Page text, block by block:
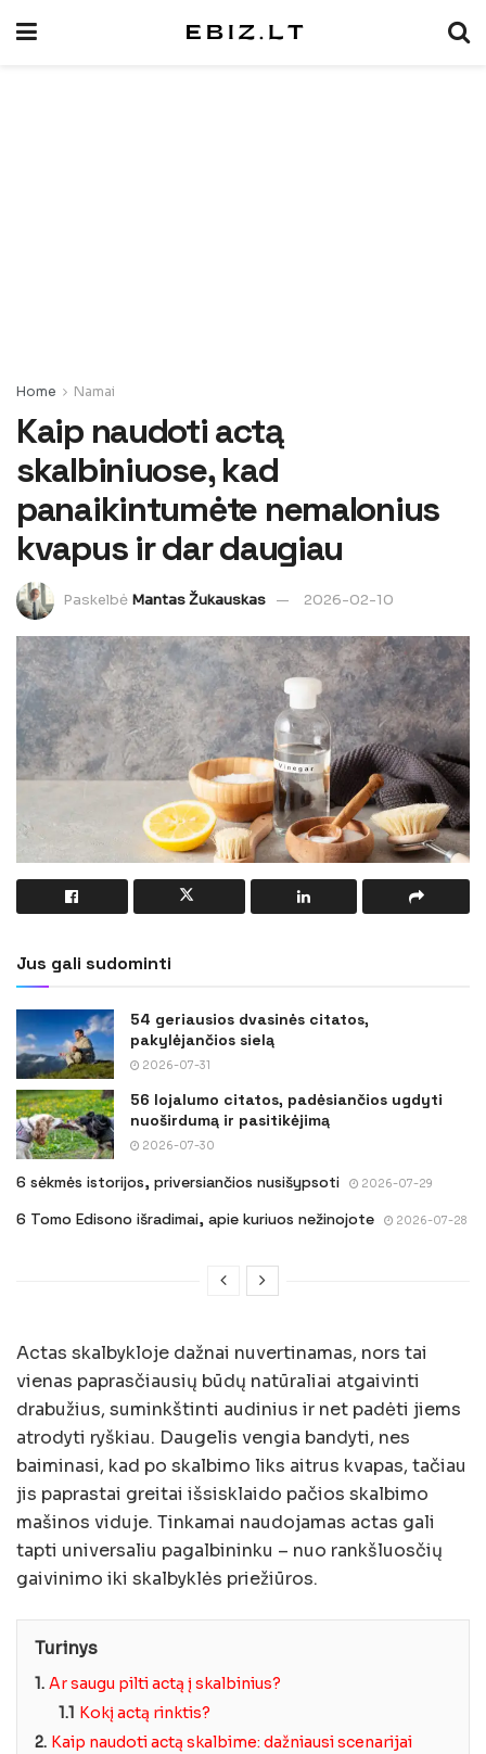
Home Namai
Kaip naudoti actą
skalbiniuose, kad
panaikintumėte nemalonius
kvapus ir dar daugiau
Paskelbė Mantas Žukauskas 2026-02-10
Jus gali sudominti
54 geriausios dvasinės citatos,
pakylėjančios sielą
2026-07-31
56 lojalumo citatos, padėsiančios ugdyti
nuoširdumą ir pasitikėjimą
2026-07-30
6 sėkmės istorijos, priversiančios nusišypsoti 2026-07-29
6 Tomo Edisono išradimai, apie kuriuos nežinojote 2026-07-28
Actas skalbykloje dažnai nuvertinamas, nors tai
vienas paprasčiausių būdų natūraliai atgaivinti
drabužius, suminkštinti audinius ir net padėti jiems
atrodyti ryškiau. Daugelis vengia bandyti, nes
baiminasi, kad po skalbimo liks aitrus kvapas, tačiau
jis paprastai greitai išsisklaido pačios skalbimo
mašinos viduje. Tinkamai naudojamas actas gali
tapti universaliu pagalbininku – nuo rankšluosčių
gaivinimo iki skalbyklės priežiūros.
Turinys
1. Ar saugu pilti actą į skalbinius?
1.1 Kokį actą rinktis?
2. Kaip naudoti actą skalbime: dažniausi scenarijai